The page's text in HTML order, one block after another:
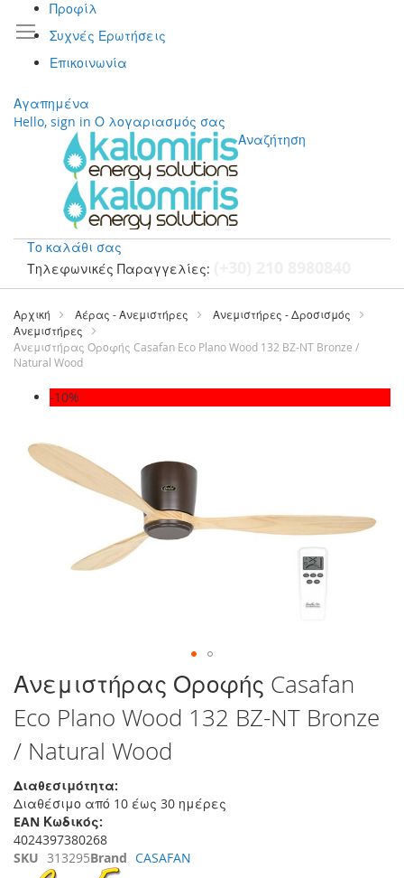
Προφίλ
Συχνές Ερωτήσεις
Επικοινωνία
Αγαπημένα
Hello, sign in Ο λογαριασμός σας
Αναζήτηση
Το καλάθι σας
Τηλεφωνικές Παραγγελίες:
Μετάβαση
περιεχόμενο
Αρχική Αέρας - Ανεμιστήρες
Ανεμιστήρες - Δροσισμός
Ανεμιστήρες
Ανεμιστήρας Οροφής Casafan Eco Plano Wood 132 BZ-NT Bronze /
Natural Wood
Μετάβαση
της
συλλογής
-10%
Μετάβαση
στην
αρχή
της
συλλογής
εικόνων
Ανεμιστήρας Οροφής Casafan
Eco Plano Wood 132 BZ-NT Bronze
/ Natural Wood
Διαθεσιμότητα:
Διαθέσιμο από 10 έως 30 ημέρες
EAN Κωδικός:
4024397380268
SKU 313295Brand CASAFAN